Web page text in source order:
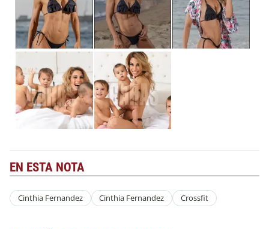
EN ESTA NOTA
Cinthia Fernandez Cinthia Fernandez Crossfit